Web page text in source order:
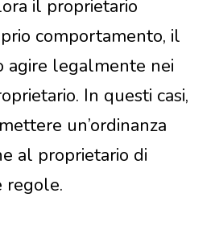
il proprietario
comportamento, il
agire legalmente nei
In questi casi,
un’ordinanza
al proprietario di
regole.